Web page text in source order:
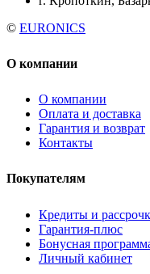
© EURONICS
О компании
О компании
Оплата и доставка
Гарантия и возврат
Контакты
Покупателям
Кредиты и
Гарантия-плюс
Бонусная
Личный кабинет